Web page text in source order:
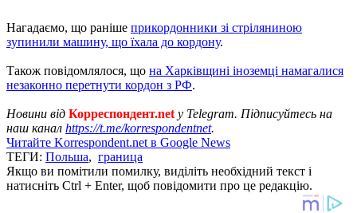
Нагадаємо, що раніше прикордонники зі стріляниною
зупинили машину, що їхала до кордону.
Також повідомлялося, що на Харківщині іноземці намагалися
незаконно перетнути кордон з РФ.
Новини від Корреспондент.net у Telegram. Підписуйтесь на
наш канал https://t.me/korrespondentnet.
Читайте Korrespondent.net в Google News
ТЕГИ: Польша, граница
Якщо ви помітили помилку, виділіть необхідний текст і
натисніть Ctrl + Enter, щоб повідомити про це редакцію.